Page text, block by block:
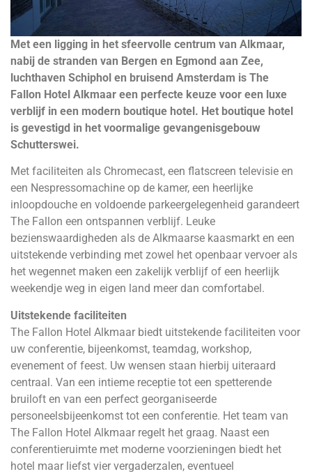
Met een ligging in het sfeervolle centrum van Alkmaar,
nabij de stranden van Bergen en Egmond aan Zee,
luchthaven Schiphol en bruisend Amsterdam is The
Fallon Hotel Alkmaar een perfecte keuze voor een luxe
verblijf in een modern boutique hotel. Het boutique hotel
is gevestigd in het voormalige gevangenisgebouw
Schutterswei.
Met faciliteiten als Chromecast, een flatscreen televisie en
een Nespressomachine op de kamer, een heerlijke
inloopdouche en voldoende parkeergelegenheid garandeert
The Fallon een ontspannen verblijf. Leuke
bezienswaardigheden als de Alkmaarse kaasmarkt en een
uitstekende verbinding met zowel het openbaar vervoer als
het wegennet maken een zakelijk verblijf of een heerlijk
weekendje weg in eigen land meer dan comfortabel.
Uitstekende faciliteiten
The Fallon Hotel Alkmaar biedt uitstekende faciliteiten voor
uw conferentie, bijeenkomst, teamdag, workshop,
evenement of feest. Uw wensen staan hierbij uiteraard
centraal. Van een intieme receptie tot een spetterende
bruiloft en van een perfect georganiseerde
personeelsbijeenkomst tot een conferentie. Het team van
The Fallon Hotel Alkmaar regelt het graag. Naast een
conferentieruimte met moderne voorzieningen biedt het
hotel maar liefst vier vergaderzalen, eventueel